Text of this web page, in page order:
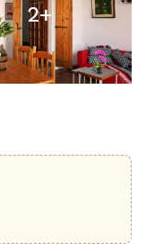
2+